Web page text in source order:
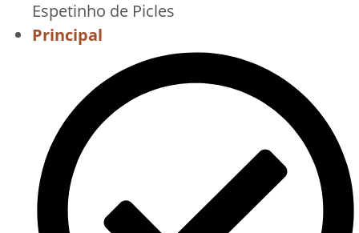
Espetinho de Picles
Principal